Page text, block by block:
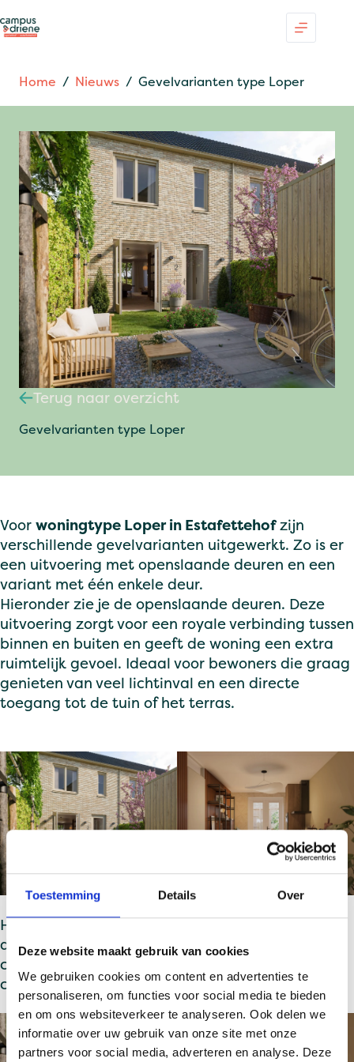
Toestemming Details Over
Deze website maakt gebruik van cookies
We gebruiken cookies om content en advertenties te
personaliseren, om functies voor social media te bieden
en om ons websiteverkeer te analyseren. Ook delen we
informatie over uw gebruik van onze site met onze
partners voor social media, adverteren en analyse. Deze
naar
de
Home / Nieuws / Gevelvarianten type Loper
Terug naar overzicht
Gevelvarianten type Loper
Voor woningtype Loper in Estafettehofzijn
verschillende gevelvarianten uitgewerkt. Zo is er
een uitvoering met openslaande deuren en een
variant met één enkele deur.
Hieronder zie je de openslaande deuren. Deze
uitvoering zorgt voor een royale verbinding tussen
binnen en buiten en geeft de woning een extra
ruimtelijk gevoel. Ideaal voor bewoners die graag
genieten van veel lichtinval en een directe
toegang tot de tuin of het terras.
Hieronder zie je de optie voor één enkele deur in
de gevel. Deze variant biedt een meer rustige en
compacte uitstraling, terwijl de woning dezelfde
comfortabele indeling behoudt.